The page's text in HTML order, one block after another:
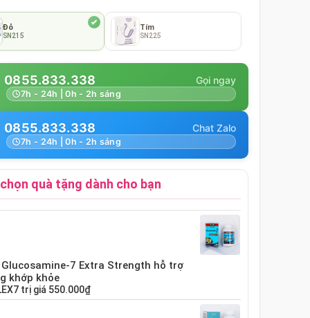
Đỏ
SN215
Tím
SN225
0855.833.338
7h - 24h | 0h - 2h sáng
0855.833.338
7h - 24h | 0h - 2h sáng
quà tặng dành cho bạn
Glucosamine-7 Extra Strength hỗ trợ
khớp khỏe
trị giá 550.000₫